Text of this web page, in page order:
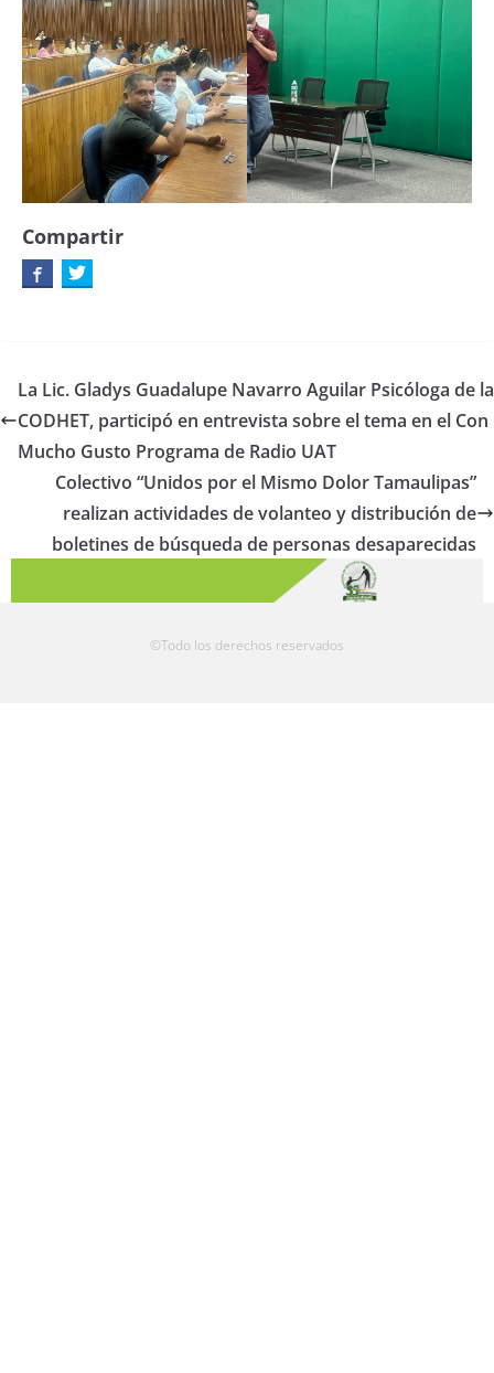
Compartir
La Lic. Gladys Guadalupe Navarro Aguilar Psicóloga de la
CODHET, participó en entrevista sobre el tema en el Con
Mucho Gusto Programa de Radio UAT
Colectivo “Unidos por el Mismo Dolor Tamaulipas”
realizan actividades de volanteo y distribución de
boletines de búsqueda de personas desaparecidas
©Todo los derechos reservados